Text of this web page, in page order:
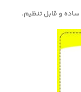
و قابل تنظیم.